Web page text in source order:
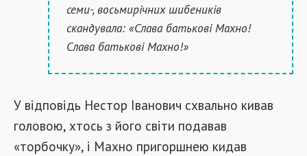
семи-, восьмирічних шибеників
скандувала: «Слава батькові Махно!
Слава батькові Махно!»
У відповідь Нестор Іванович схвально кивав
головою, хтось з його світи подавав
«торбочку», і Махно пригоршнею кидав